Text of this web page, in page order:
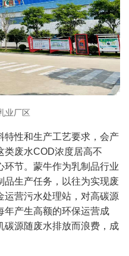
业厂区
特性和生产工艺要求，会产
类废水COD浓度居高不
环节。蒙牛作为乳制品行业
品生产任务，以往为实现废
运营污水处理站，对高碳源
年产生高额的环保运营成
碳源随废水排放而浪费，成